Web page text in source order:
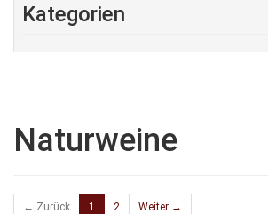
Kategorien
Naturweine
← Zurück 1 2 Weiter →